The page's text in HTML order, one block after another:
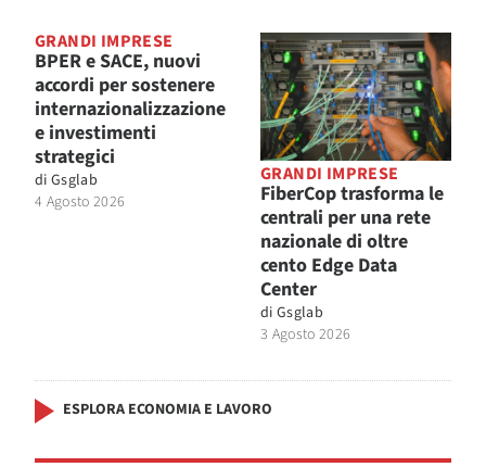
GRANDI IMPRESE
BPER e SACE, nuovi
accordi per sostenere
internazionalizzazione
e investimenti
strategici
di Gsglab
4 Agosto 2026
GRANDI IMPRESE
FiberCop trasforma le
centrali per una rete
nazionale di oltre
cento Edge Data
Center
di Gsglab
3 Agosto 2026
ESPLORA ECONOMIA E LAVORO